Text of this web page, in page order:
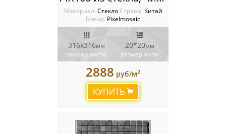
Материал: Стекло Cтрана: Китай
Бренд: Pixelmosaic
316х316мм
размер листа
20*20мм
размер чипа
2888 руб/м2
КУПИТЬ